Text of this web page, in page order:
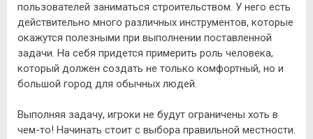
пользователей заниматься строительством. У него есть
действительно много различных инструментов, которые
окажутся полезными при выполнении поставленной
задачи. На себя придется примерить роль человека,
который должен создать не только комфортный, но и
большой город для обычных людей.
Выполняя задачу, игроки не будут ограничены хоть в
чем-то! Начинать стоит с выбора правильной местности.